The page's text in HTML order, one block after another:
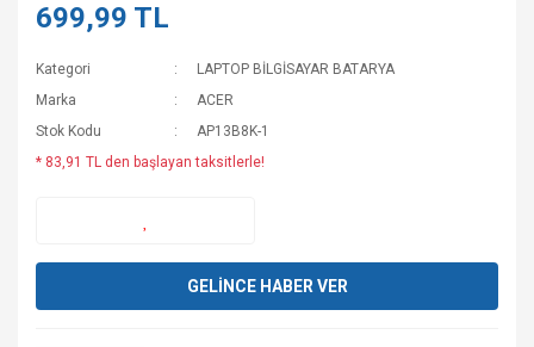
699,99 TL
Kategori
LAPTOP BİLGİSAYAR BATARYA
Marka
ACER
Stok Kodu
AP13B8K-1
* 83,91 TL den başlayan taksitlerle!
GELİNCE HABER VER